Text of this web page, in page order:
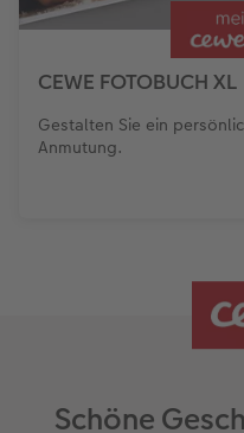
CEWE FOTOBUCH XL
Gestalten Sie ein
Anmutung.
Schöne